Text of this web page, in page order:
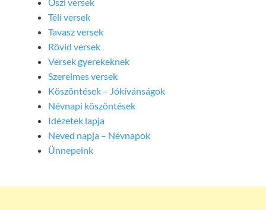
Téli versek
Tavasz versek
Rövid versek
Versek gyerekeknek
Szerelmes versek
Köszöntések – Jókívánságok
Névnapi köszöntések
Idézetek lapja
Neved napja – Névnapok
Ünnepeink